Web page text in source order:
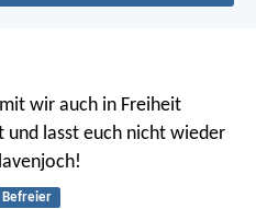
wir auch in Freiheit
lasst euch nicht wieder
Befreier